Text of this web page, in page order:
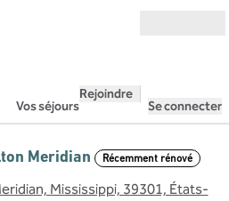
Vos séjours
Rejoindre
Se connecter
Meridian Récemment rénové
Mississippi, 39301, États-